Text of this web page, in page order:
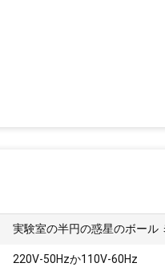
実験室の半円の惑星のボール
220V-50Hzか110V-60Hz